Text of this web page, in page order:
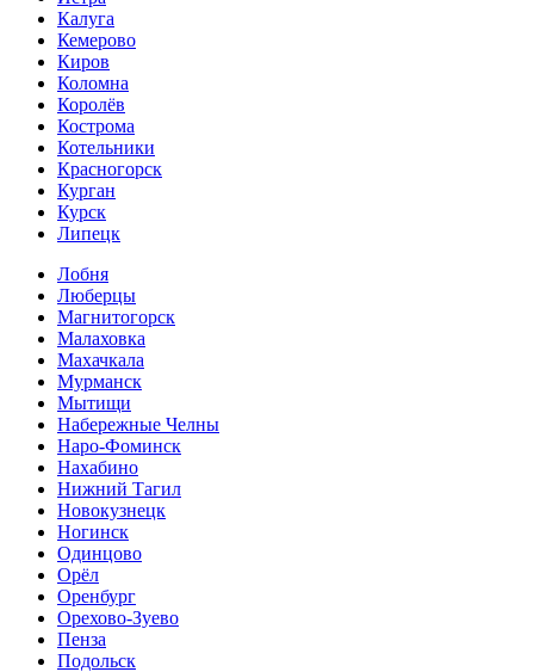
Калуга
Кемерово
Киров
Коломна
Королёв
Кострома
Котельники
Красногорск
Курган
Курск
Липецк
Лобня
Люберцы
Магнитогорск
Малаховка
Махачкала
Мурманск
Мытищи
Набережные Челны
Наро-Фоминск
Нахабино
Нижний Тагил
Новокузнецк
Ногинск
Одинцово
Орёл
Оренбург
Орехово-Зуево
Пенза
Подольск